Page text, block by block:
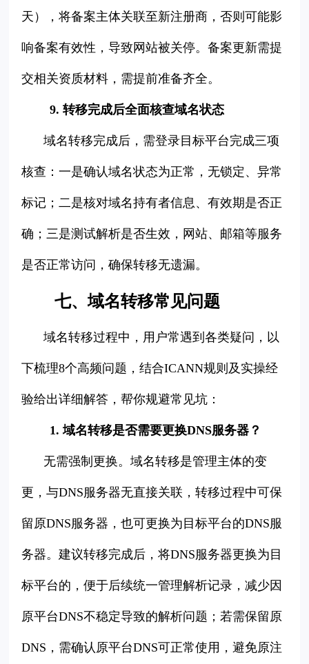
天），将备案主体关联至新注册商，否则可能影
响备案有效性，导致网站被关停。备案更新需提
交相关资质材料，需提前准备齐全。
9. 转移完成后全面核查域名状态
域名转移完成后，需登录目标平台完成三项
核查：一是确认域名状态为正常，无锁定、异常
标记；二是核对域名持有者信息、有效期是否正
确；三是测试解析是否生效，网站、邮箱等服务
是否正常访问，确保转移无遗漏。
七、域名转移常见问题
域名转移过程中，用户常遇到各类疑问，以
下梳理8个高频问题，结合ICANN规则及实操经
验给出详细解答，帮你规避常见坑：
1. 域名转移是否需要更换DNS服务器？
无需强制更换。域名转移是管理主体的变
更，与DNS服务器无直接关联，转移过程中可保
留原DNS服务器，也可更换为目标平台的DNS服
务器。建议转移完成后，将DNS服务器更换为目
标平台的，便于后续统一管理解析记录，减少因
原平台DNS不稳定导致的解析问题；若需保留原
DNS，需确认原平台DNS可正常使用，避免原注